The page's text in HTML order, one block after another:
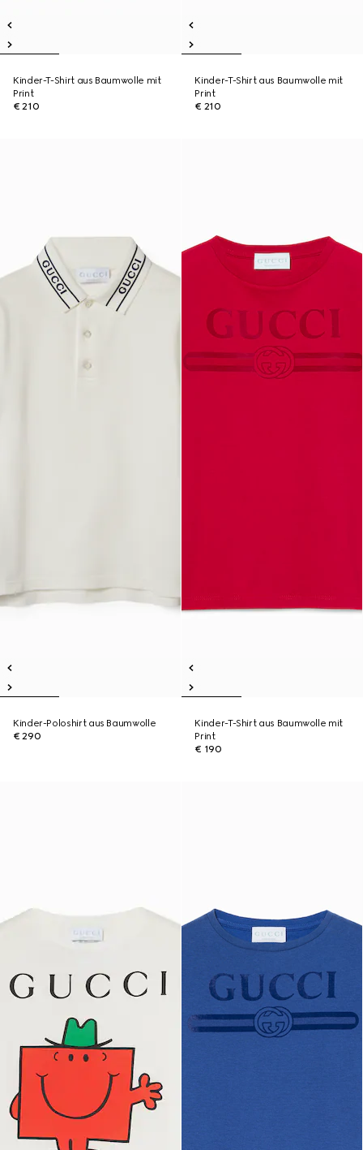
Kinder-T-Shirt aus Baumwolle mit
Print
€ 210
Kinder-T-Shirt aus Baumwolle mit
Print
€ 210
Kinder-Poloshirt aus Baumwolle
€ 290
Kinder-T-Shirt aus Baumwolle mit
Print
€ 190